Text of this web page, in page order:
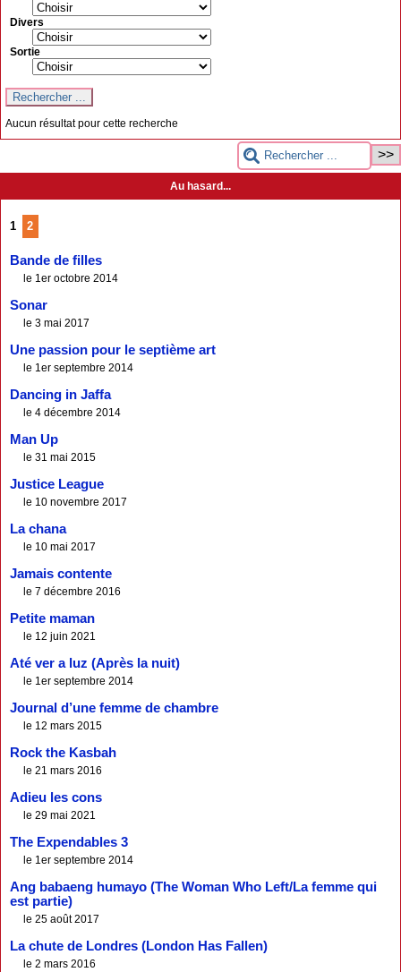
Divers
Sortie
Aucun résultat pour cette recherche
Au hasard...
1 2
Bande de filles
le 1er octobre 2014
Sonar
le 3 mai 2017
Une passion pour le septième art
le 1er septembre 2014
Dancing in Jaffa
le 4 décembre 2014
Man Up
le 31 mai 2015
Justice League
le 10 novembre 2017
La chana
le 10 mai 2017
Jamais contente
le 7 décembre 2016
Petite maman
le 12 juin 2021
Até ver a luz (Après la nuit)
le 1er septembre 2014
Journal d’une femme de chambre
le 12 mars 2015
Rock the Kasbah
le 21 mars 2016
Adieu les cons
le 29 mai 2021
The Expendables 3
le 1er septembre 2014
Ang babaeng humayo (The Woman Who Left/La femme qui
est partie)
le 25 août 2017
La chute de Londres (London Has Fallen)
le 2 mars 2016